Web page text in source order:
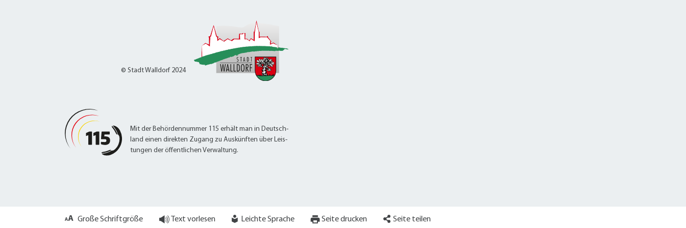
© Stadt Walldorf 2024
Mit der Behördennummer 115 erhält man in Deutsch-
land einen direkten Zugang zu Auskünften über Leis-
tungen der öffentlichen Verwaltung.
Große Schriftgröße Text vorlesen Leichte Sprache Seite drucken Seite teilen